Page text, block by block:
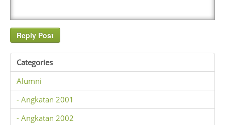
Categories
Alumni
- Angkatan 2001
- Angkatan 2002